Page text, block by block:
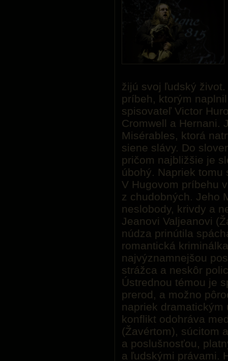
žijú svoj ľudský
príbeh, ktorým
spisovateľ Victor
Cromwell a Hernani.
Misérables, ktorá
siene slávy. Do
pričom najbližšie je
úbohý. Napriek
V Hugovom príbehu
z chudobných. Jeho
neslobody, krivdy a
Jeanovi Valjeanovi
núdza prinútila
romantická
najvýznamnejšou
strážca a neskôr
Ústrednou témou je
prerod, a možno
napriek
konflikt odohráva
(Žavértom), súcitom
a poslušnosťou,
a ľudskými právami.